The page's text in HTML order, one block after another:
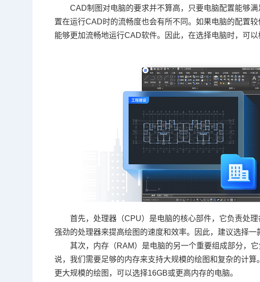
CAD制图对电脑的要求并不算高，只要电脑配置能够满
置在运行CAD时的流畅度也会有所不同。如果电脑的配置
能够更加流畅地运行CAD软件。因此，在选择电脑时，可以
首先，处理器（CPU）是电脑的核心部件，它负责处
强劲的处理器来提高绘图的速度和效率。因此，建议选择一
其次，内存（RAM）是电脑的另一个重要组成部分，
说，我们需要足够的内存来支持大规模的绘图和复杂的计
更大规模的绘图，可以选择16GB或更高内存的电脑。